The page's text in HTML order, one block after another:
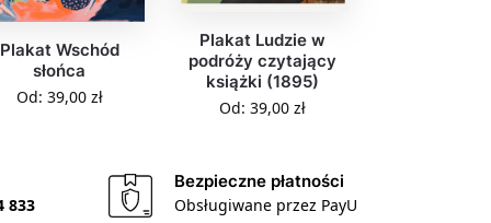
Plakat Wschód
słońca
Od: 39,00 zł
Plakat Ludzie w
podróży czytający
książki (1895)
Od:39,00zł
833
Bezpieczne płatności
Obsługiwane przez PayU